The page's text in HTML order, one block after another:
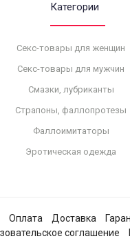
Категории
Секс-товары для женщин
Секс-товары для мужчин
Смазки, лубриканты
Страпоны, фаллопротезы
Фаллоимитаторы
Эротическая одежда
Оплата Доставка
соглашение